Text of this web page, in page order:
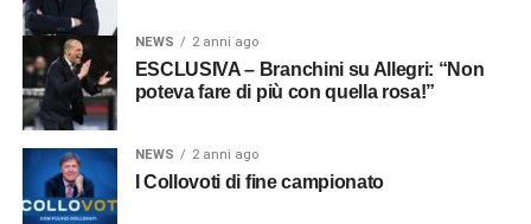
NEWS 2 anni ago
ESCLUSIVA – Branchini su Allegri: “Non
poteva fare di più con quella rosa!”
NEWS 2 anni ago
I Collovoti di fine campionato